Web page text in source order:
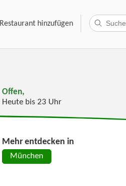
Restaurant hinzufügen
Offen,
Heute bis 23 Uhr
Mehr entdecken in
München